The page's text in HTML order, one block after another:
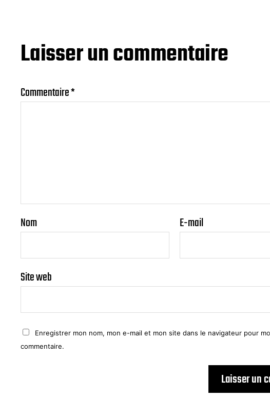
Laisser un commentaire
Commentaire*
Nom E-mail
Site web
Enregistrer mon nom, mon e-mail et mon site dans le navigateur pour
commentaire.